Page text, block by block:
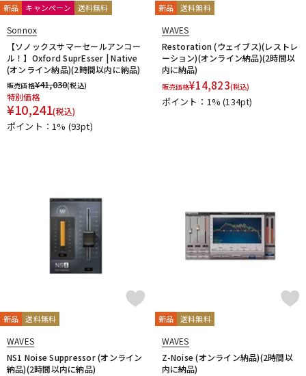
新品 キャンペーン 送料無料
Sonnox
【ソノックスサマーセールアンコー
ル！】Oxford SuprEsser | Native
(オンライン納品)(2時間以内に納品)
販売価格¥41,030(税込)
特別価格
¥10,241(税込)
ポイント：1% (93pt)
新品 送料無料
WAVES
Restoration (ウェイブス)(レストレ
ーション)(オンライン納品)(2時間以
内に納品)
販売価格¥14,823(税込)
ポイント：1%(134pt)
新品 送料無料
WAVES
NS1 Noise Suppressor (オンライン
納品)(2時間以内に納品)
新品 送料無料
WAVES
Z-Noise (オンライン納品)(2時間以
内に納品)